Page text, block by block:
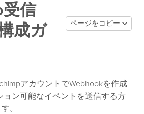
信
成ガ
ページをコピー
アカウントでWebhookを作成
ョン可能なイベントを送信する方
。